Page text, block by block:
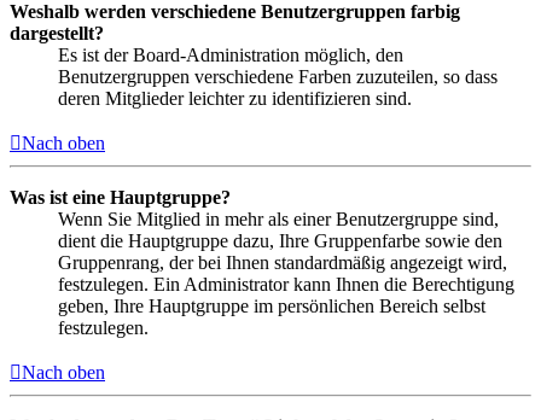
Weshalb werden verschiedene Benutzergruppen farbig
dargestellt?
Es ist der Board-Administration möglich, den
Benutzergruppen verschiedene Farben zuzuteilen, so dass
deren Mitglieder leichter zu identifizieren sind.
Nach oben
Was ist eine Hauptgruppe?
Wenn Sie Mitglied in mehr als einer Benutzergruppe sind,
dient die Hauptgruppe dazu, Ihre Gruppenfarbe sowie den
Gruppenrang, der bei Ihnen standardmäßig angezeigt wird,
festzulegen. Ein Administrator kann Ihnen die Berechtigung
geben, Ihre Hauptgruppe im persönlichen Bereich selbst
festzulegen.
Nach oben